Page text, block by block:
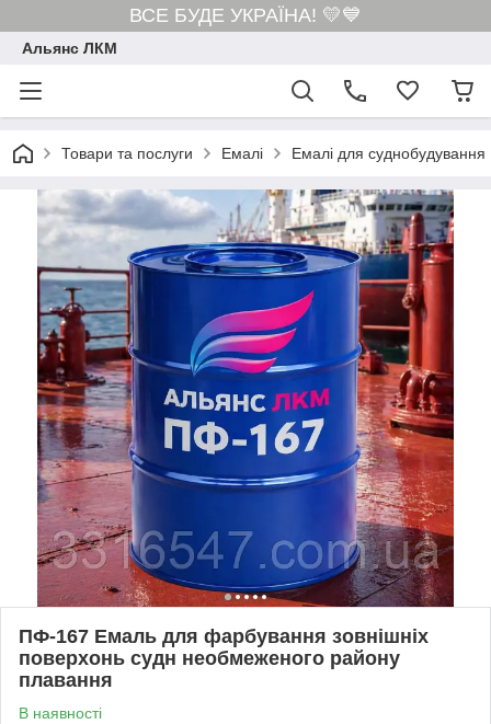
ВСЕ БУДЕ УКРАЇНА! 💛💙
Альянс ЛКМ
Товари та послуги Емалі Емалі для суднобудування
ПФ-167 Емаль для фарбування зовнішніх
поверхонь судн необмеженого району
плавання
В наявності